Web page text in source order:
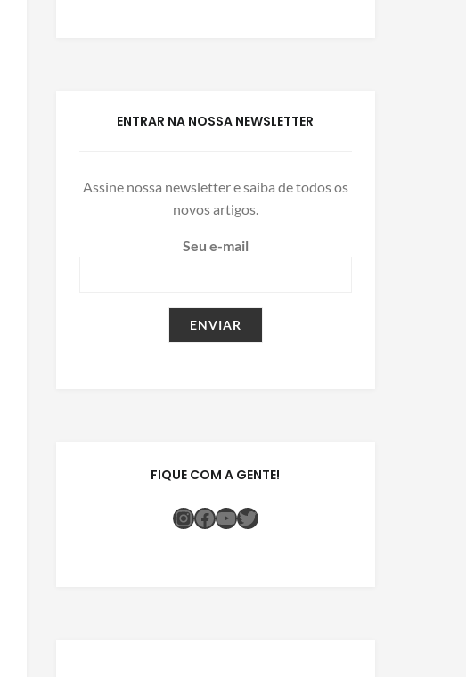
ENTRAR NA NOSSA NEWSLETTER
Assine nossa newsletter e saiba de todos os
novos artigos.
Seu e-mail
FIQUE COM A GENTE!
Instagram
Facebook
Youtube
Twitter